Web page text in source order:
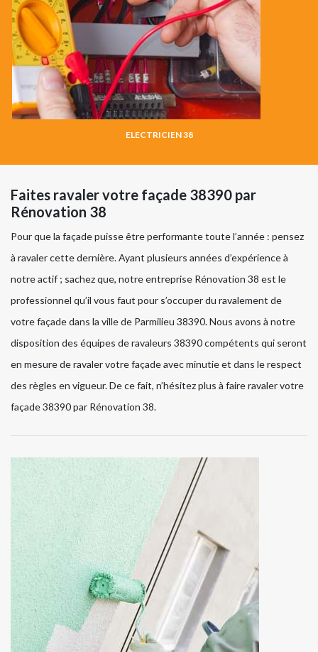
ELECTRICIEN 38
Faites ravaler votre façade 38390 par
Rénovation 38
Pour que la façade puisse être performante toute l’année : pensez
à ravaler cette dernière. Ayant plusieurs années d’expérience à
notre actif ; sachez que, notre entreprise Rénovation 38 est le
professionnel qu’il vous faut pour s’occuper du ravalement de
votre façade dans la ville de Parmilieu 38390. Nous avons à notre
disposition des équipes de ravaleurs 38390 compétents qui seront
en mesure de ravaler votre façade avec minutie et dans le respect
des règles en vigueur. De ce fait, n’hésitez plus à faire ravaler votre
façade 38390 par Rénovation 38.